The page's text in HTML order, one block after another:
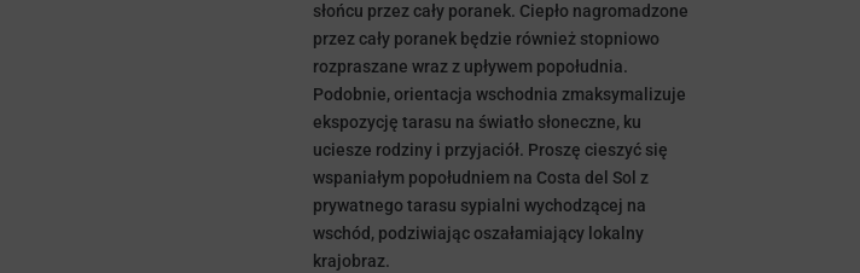
słońcu przez cały poranek. Ciepło nagromadzone
przez cały poranek będzie również stopniowo
rozpraszane wraz z upływem popołudnia.
Podobnie, orientacja wschodnia zmaksymalizuje
ekspozycję tarasu na światło słoneczne, ku
uciesze rodziny i przyjaciół. Proszę cieszyć się
wspaniałym popołudniem na Costa del Sol z
prywatnego tarasu sypialni wychodzącej na
wschód, podziwiając oszałamiający lokalny
krajobraz.